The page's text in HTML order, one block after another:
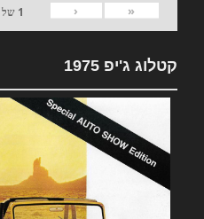
«
‹
1 של
קטלוג ג'יפ 1975